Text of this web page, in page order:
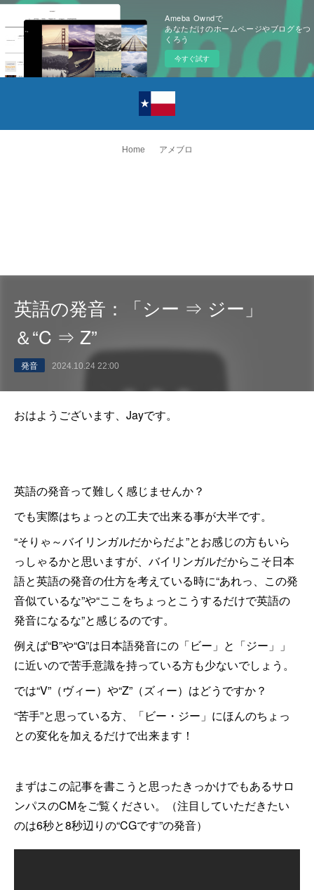
Ameba Owndで
あなただけのホームページやブログをつ
くろう
今すぐ試す
Home アメブロ
英語の発音：「シー ⇒ ジー」
＆“C ⇒ Z”
発音 2024.10.24 22:00
おはようございます、Jayです。
英語の発音って難しく感じませんか？
でも実際はちょっとの工夫で出来る事が大半です。
“そりゃ～バイリンガルだからだよ”とお感じの方もいら
っしゃるかと思いますが、バイリンガルだからこそ日本
語と英語の発音の仕方を考えている時に“あれっ、この発
音似ているな”や“ここをちょっとこうするだけで英語の
発音になるな”と感じるのです。
例えば“B”や“G”は日本語発音にの「ビー」と「ジー」」
に近いので苦手意識を持っている方も少ないでしょう。
では“V”（ヴィー）や“Z”（ズィー）はどうですか？
“苦手”と思っている方、「ビー・ジー」にほんのちょっ
との変化を加えるだけで出来ます！
まずはこの記事を書こうと思ったきっかけでもあるサロ
ンパスのCMをご覧ください。（注目していただきたい
のは6秒と8秒辺りの“CGです”の発音）